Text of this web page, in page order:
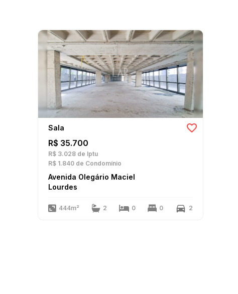
Sala
R$ 35.700
R$ 3.028 de Iptu
R$ 1.840 de Condomínio
Avenida Olegário Maciel
Lourdes
444m² 2 0 0 2